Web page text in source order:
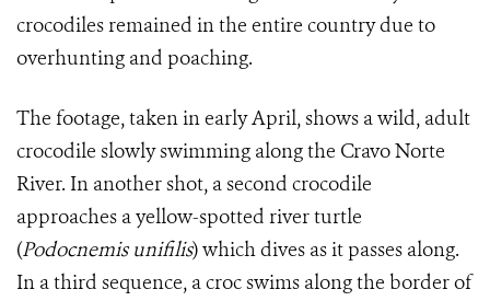
crocodiles remained in the entire country due to
overhunting and poaching.
The footage, taken in early April, shows a wild, adult
crocodile slowly swimming along the Cravo Norte
River. In another shot, a second crocodile
approaches a yellow-spotted river turtle
(Podocnemis unifilis) which dives as it passes along.
In a third sequence, a croc swims along the border of